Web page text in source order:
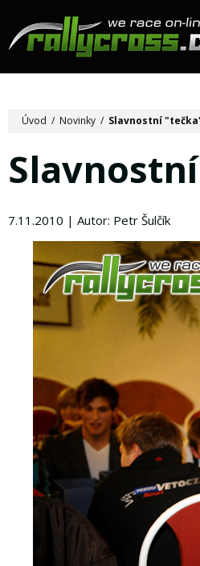
Úvod / Novinky / Slavnostní
7.11.2010 | Autor: Petr Šulčík